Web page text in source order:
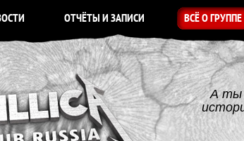
ОТЧЁТЫ И ЗАПИСИ ВСЁ О ГРУППЕ
А ты